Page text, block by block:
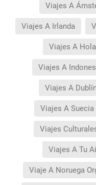
Viajes A
Viajes A Irlanda
Viajes A
Viajes A
Viajes A
Viajes A Suecia
Viajes
Viajes A Tu
Viaje A Noruega